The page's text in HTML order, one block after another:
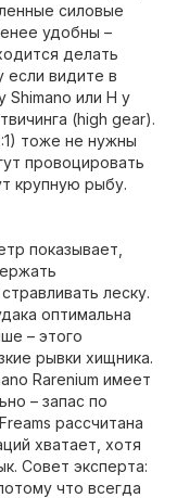
силовые
удобны –
делать
видите в
Shimano или H у
(high gear).
тоже не нужны
провоцировать
крупную рыбу.
показывает,
леску.
оптимальна
– этого
рывки хищника.
Rarenium имеет
– запас по
рассчитана
хватает, хотя
Совет эксперта:
что всегда